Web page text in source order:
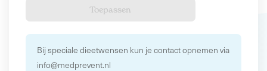
Bij speciale dieetwensen kun je contact opnemen via
info@medprevent.nl